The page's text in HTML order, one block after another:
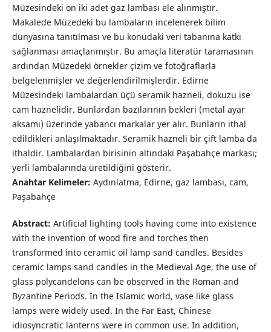
Müzesindeki on iki adet gaz lambası ele alınmıştır.
Makalede Müzedeki bu lambaların incelenerek bilim
dünyasına tanıtılması ve bu konudaki veri tabanına katkı
sağlanması amaçlanmıştır. Bu amaçla literatür taramasının
ardından Müzedeki örnekler çizim ve fotoğraflarla
belgelenmişler ve değerlendirilmişlerdir. Edirne
Müzesindeki lambalardan üçü seramik hazneli, dokuzu ise
cam haznelidir. Bunlardan bazılarının bekleri (metal ayar
aksamı) üzerinde yabancı markalar yer alır. Bunların ithal
edildikleri anlaşılmaktadır. Seramik hazneli bir çift lamba da
ithaldir. Lambalardan birisinin altındaki Paşabahçe markası;
yerli lambalarında üretildiğini gösterir.
Anahtar Kelimeler: Aydınlatma, Edirne, gaz lambası, cam,
Paşabahçe
Abstract: Artificial lighting tools having come into existence
with the invention of wood fire and torches then
transformed into ceramic oil lamp sand candles. Besides
ceramic lamps sand candles in the Medieval Age, the use of
glass polycandelons can be observed in the Roman and
Byzantine Periods. In the Islamic world, vase like glass
lamps were widely used. In the Far East, Chinese
idiosyncratic lanterns were in common use. In addition,